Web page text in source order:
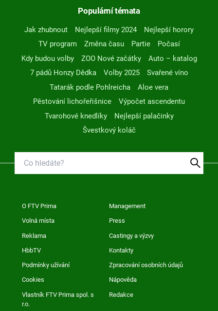
Populární témata
Jak zhubnout Nejlepší filmy 2024
Nejlepší horory
TV program
Změna času Partie
Počasí
Kdy budou volby
ZOO Nové začátky
Auto – katalog
7 pádů Honzy Dědka
Volby 2025
Svařené víno
Tatarák podle Pohlreicha
Aloe vera
Pěstování lichořeřišnice
Výpočet ascendentu
Tvarohové knedlíky
Nejlepší palačinky
Švestkový koláč
O FTV Prima Management
Volná místa Press
Reklama Castingy a výzvy
HbbTV Kontakty
Podmínky užívání Zpracování osobních údajů
Cookies Nápověda
Vlastník FTV Prima spol. s
r.o.
Redakce